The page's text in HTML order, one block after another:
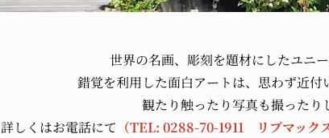
世界の名画、彫刻を題材にしたユニ
錯覚を利用した面白アートは、思わず近付
観たり触ったり写真も撮ったり
詳しくはお電話にて （TEL: 0288-70-1911 リブマック